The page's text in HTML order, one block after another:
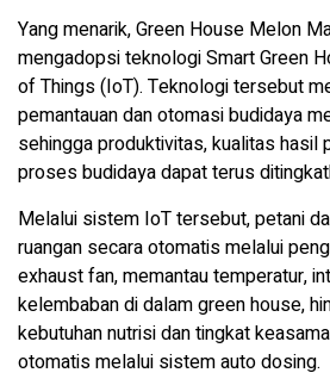
Yang menarik, Green House Melon
mengadopsi teknologi Smart Green
of Things (IoT). Teknologi tersebut
pemantauan dan otomasi budidaya
sehingga produktivitas, kualitas hasil
proses budidaya dapat terus
Melalui sistem IoT tersebut, petani
ruangan secara otomatis melalui
exhaust fan, memantau temperatur,
kelembaban di dalam green house,
kebutuhan nutrisi dan tingkat
otomatis melalui sistem auto dosing.